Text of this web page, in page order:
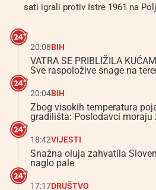
sati igrali protiv Istre 1961 na
20:08BIH
VATRA SE PRIBLIŽILA
Sve raspoložive snage na
20:04BIH
Zbog visokih temperatura
gradilišta: Poslodavci moraju
18:42VIJESTI
Snažna oluja zahvatila
naglo pale
17:17DRUŠTVO